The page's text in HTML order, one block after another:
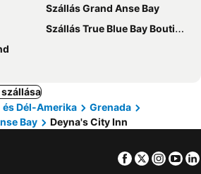
Szállás Grand Anse Bay
Szállás True Blue Bay Boutique Resort
és Dél-Amerika
Grenada
Bay Deyna's City Inn
Facebook
Twitter